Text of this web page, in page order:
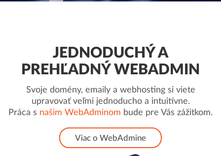
JEDNODUCHÝ A
PREHĽADNÝ WEBADMIN
Svoje domény, emaily a webhosting si viete
upravovať veľmi jednoducho a intuitívne.
Práca s našim WebAdminom bude pre Vás zážitkom.
Viac o WebAdmine